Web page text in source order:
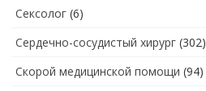
Сексолог (6)
Сердечно-сосудистый хирург (302)
Скорой медицинской помощи (94)